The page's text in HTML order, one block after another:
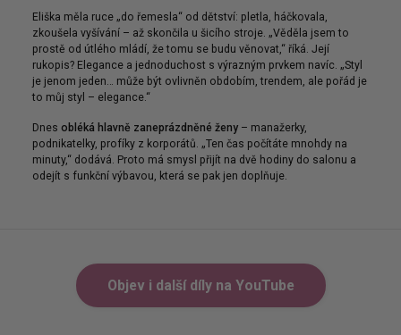
Eliška měla ruce „do řemesla“ od dětství: pletla, háčkovala,
zkoušela vyšívání – až skončila u šicího stroje. „Věděla jsem to
prostě od útlého mládí, že tomu se budu věnovat,“ říká. Její
rukopis? Elegance a jednoduchost s výrazným prvkem navíc. „Styl
je jenom jeden… může být ovlivněn obdobím, trendem, ale pořád je
to můj styl – elegance.“
Dnes obléká hlavně zaneprázdněné ženy – manažerky,
podnikatelky, profíky z korporátů. „Ten čas počítáte mnohdy na
minuty,“ dodává. Proto má smysl přijít na dvě hodiny do salonu a
odejít s funkční výbavou, která se pak jen doplňuje.
Objev i další díly na YouTube